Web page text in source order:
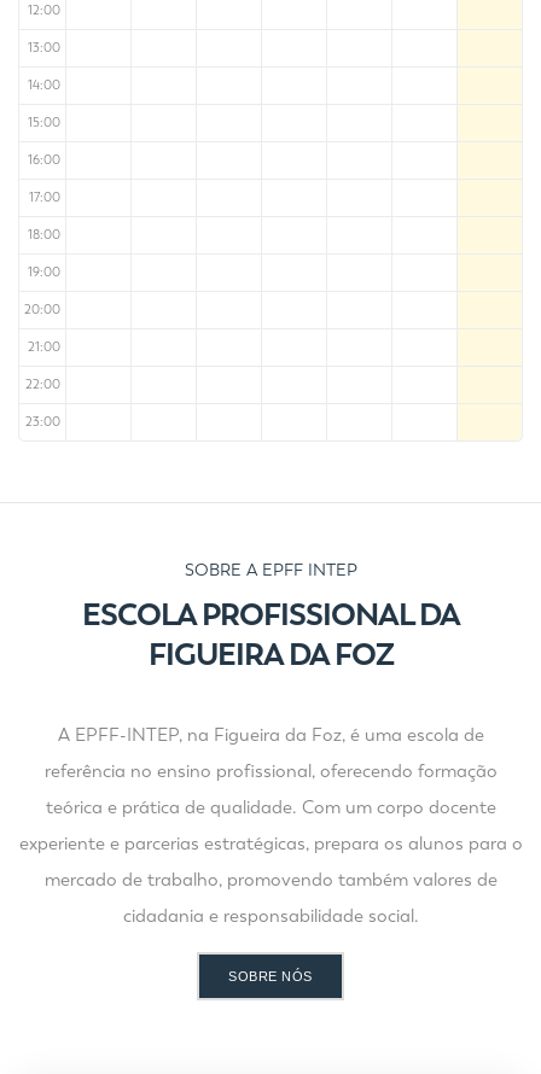
12:00
13:00
14:00
15:00
16:00
17:00
18:00
19:00
20:00
21:00
22:00
23:00
SOBRE A EPFF INTEP
ESCOLA PROFISSIONAL DA
FIGUEIRA DA FOZ
A EPFF-INTEP, na Figueira da Foz, é uma escola de
referência no ensino profissional, oferecendo formação
teórica e prática de qualidade. Com um corpo docente
experiente e parcerias estratégicas, prepara os alunos para o
mercado de trabalho, promovendo também valores de
cidadania e responsabilidade social.
SOBRE NÓS